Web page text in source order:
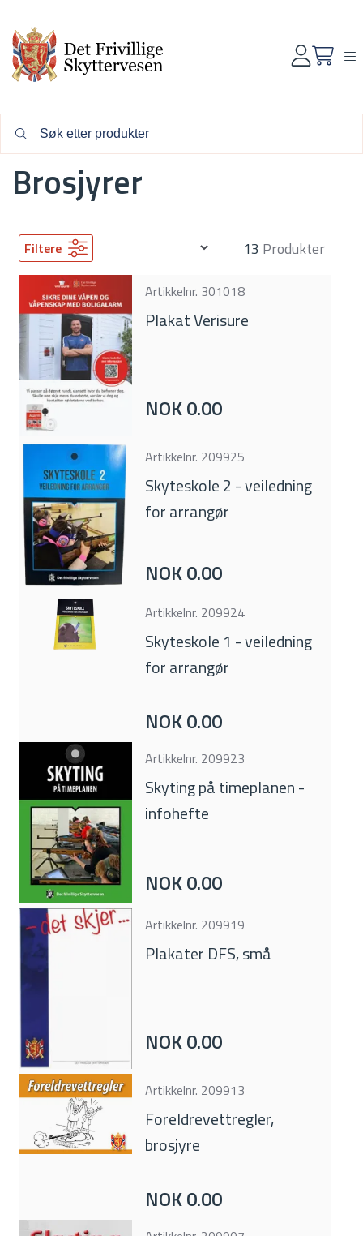
Forside Bøker og brosjyrer
Brosjyrer
Filtere 13 Produkter
Artikkelnr. 301018
Plakat Verisure
NOK 0.00
Artikkelnr. 209925
Skyteskole 2 - veiledning
for arrangør
NOK 0.00
Artikkelnr. 209924
Skyteskole 1 - veiledning
for arrangør
NOK 0.00
Artikkelnr. 209923
Skyting på timeplanen -
infohefte
NOK 0.00
Artikkelnr. 209919
Plakater DFS, små
NOK 0.00
Artikkelnr. 209913
Foreldrevettregler,
brosjyre
NOK 0.00